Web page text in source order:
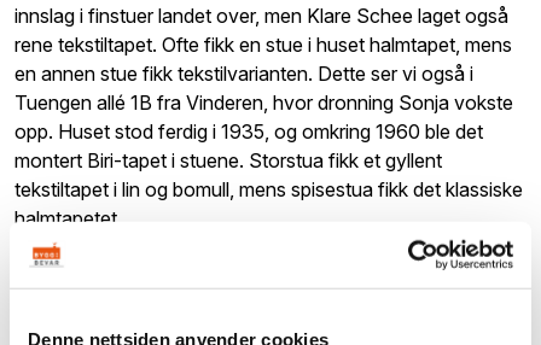
Denne nettsiden anvender cookies
innslag i finstuer landet over, men Klare Schee laget også
rene tekstiltapet. Ofte fikk en stue i huset halmtapet, mens
en annen stue fikk tekstilvarianten. Dette ser vi også i
Tuengen allé 1B fra Vinderen, hvor dronning Sonja vokste
opp. Huset stod ferdig i 1935, og omkring 1960 ble det
montert Biri-tapet i stuene. Storstua fikk et gyllent
tekstiltapet i lin og bomull, mens spisestua fikk det klassiske
halmtapetet.